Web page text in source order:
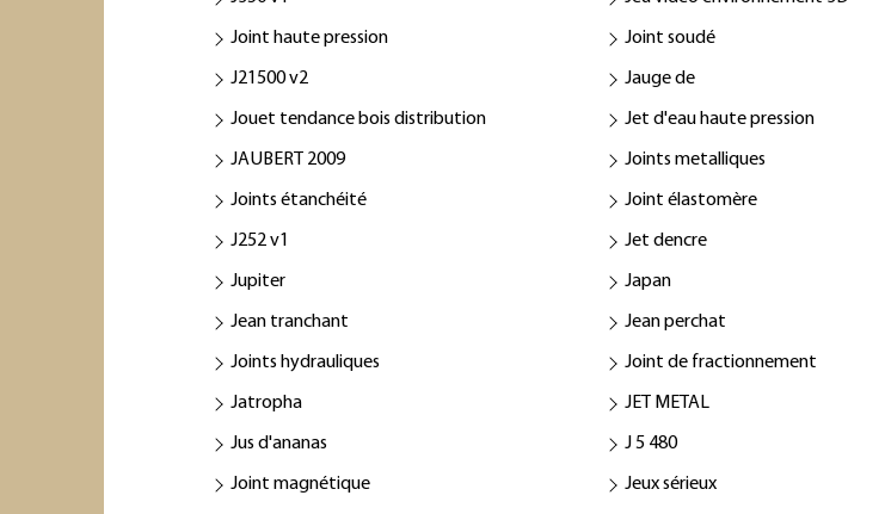
Joint haute pression Joint soudé
J21500 v2 Jauge de
Jouet tendance bois distribution Jet d'eau haute pression
JAUBERT 2009 Joints metalliques
Joints étanchéité Joint élastomère
J252 v1 Jet dencre
Jupiter Japan
Jean tranchant Jean perchat
Joints hydrauliques Joint de fractionnement
Jatropha JET METAL
Jus d'ananas J 5 480
Joint magnétique Jeux sérieux